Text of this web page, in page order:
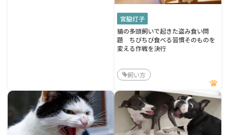
宮脇灯子
猫の多頭飼いで起きた盗み食い問
題 ちびちび食べる習慣そのものを
変える作戦を決行
飼い方